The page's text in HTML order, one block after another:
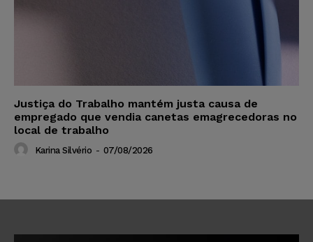
Justiça do Trabalho mantém justa causa de
empregado que vendia canetas emagrecedoras no
local de trabalho
Karina Silvério - 07/08/2026